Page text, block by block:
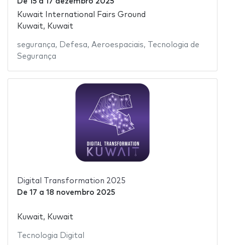
Kuwait International Fairs Ground
Kuwait, Kuwait
segurança, Defesa, Aeroespaciais,
Tecnologia de
Segurança
Digital Transformation 2025
De 17 a 18 novembro 2025
Kuwait, Kuwait
Tecnologia Digital